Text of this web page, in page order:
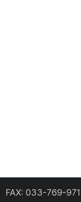
FAX: 033-769-